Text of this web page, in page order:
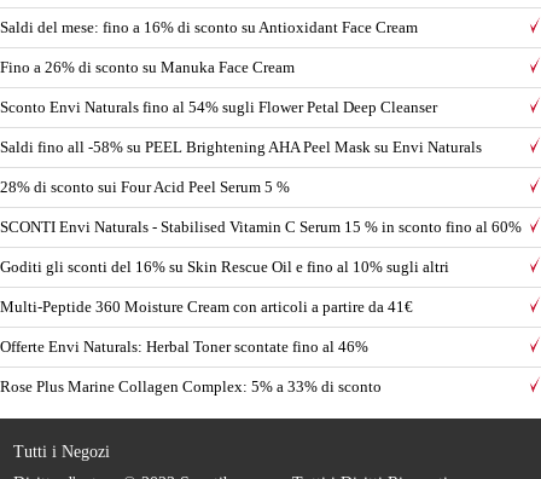
Saldi del mese: fino a 16% di sconto su Antioxidant Face Cream
Fino a 26% di sconto su Manuka Face Cream
Sconto Envi Naturals fino al 54% sugli Flower Petal Deep Cleanser
Saldi fino all -58% su PEEL Brightening AHA Peel Mask su Envi Naturals
28% di sconto sui Four Acid Peel Serum 5 %
SCONTI Envi Naturals - Stabilised Vitamin C Serum 15 % in sconto fino al 60%
Goditi gli sconti del 16% su Skin Rescue Oil e fino al 10% sugli altri
Multi-Peptide 360 Moisture Cream con articoli a partire da 41€
Offerte Envi Naturals: Herbal Toner scontate fino al 46%
Rose Plus Marine Collagen Complex: 5% a 33% di sconto
Tutti i Negozi